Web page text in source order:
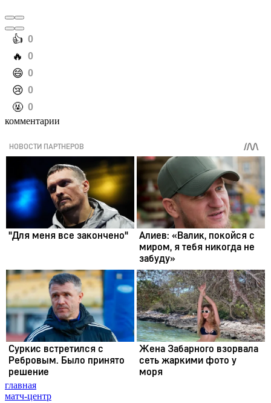
️👍 0
️🔥 0
️😄 0
️😢 0
️🤬 0
комментарии
главная
матч-центр